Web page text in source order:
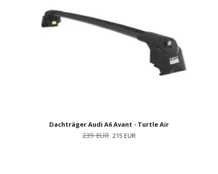
Dachträger Audi A6 Avant - Turtle Air
239 EUR 215 EUR